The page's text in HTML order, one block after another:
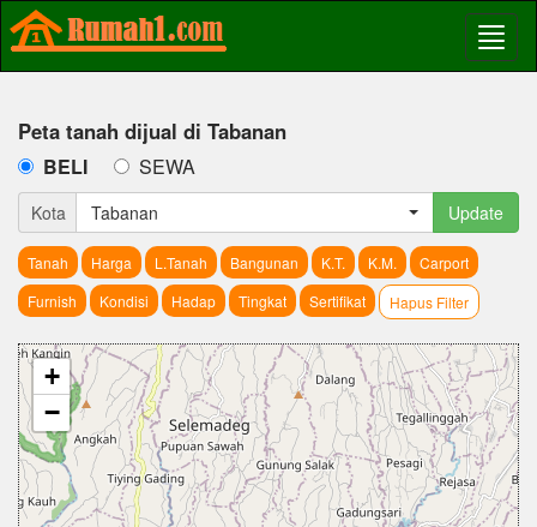
Peta tanah dijual di Tabanan
BELI SEWA
Kota Tabanan Update
Tanah Harga L.Tanah Bangunan K.T. K.M.
Carport
Furnish
Kondisi Hadap Tingkat Sertifikat Hapus Filter
+
−